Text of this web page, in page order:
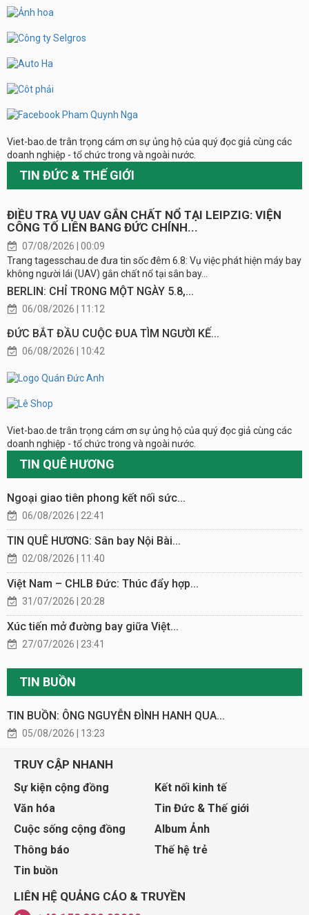
Viet-bao.de trân trọng cám ơn sự ủng hộ của quý đọc giả cùng các
doanh nghiệp - tổ chức trong và ngoài nước.
TIN ĐỨC & THẾ GIỚI
ĐIỀU TRA VỤ UAV GẮN CHẤT NỔ TẠI LEIPZIG: VIỆN
CÔNG TỐ LIÊN BANG ĐỨC CHÍNH...
07/08/2026 | 00:09
Trang tagesschau.de đưa tin sốc đêm 6.8: Vụ việc phát hiện máy bay
không người lái (UAV) gắn chất nổ tại sân bay...
BERLIN: CHỈ TRONG MỘT NGÀY 5.8,...
06/08/2026 | 11:12
ĐỨC BẮT ĐẦU CUỘC ĐUA TÌM NGƯỜI KẾ...
06/08/2026 | 10:42
Viet-bao.de trân trọng cám ơn sự ủng hộ của quý đọc giả cùng các
doanh nghiệp - tổ chức trong và ngoài nước.
TIN QUÊ HƯƠNG
Ngoại giao tiên phong kết nối sức...
06/08/2026 | 22:41
TIN QUÊ HƯƠNG: Sân bay Nội Bài...
02/08/2026 | 11:40
Việt Nam – CHLB Đức: Thúc đẩy hợp...
31/07/2026 | 20:28
Xúc tiến mở đường bay giữa Việt...
27/07/2026 | 23:41
TIN BUỒN
TIN BUỒN: ÔNG NGUYỄN ĐÌNH HANH QUA...
05/08/2026 | 13:23
TRUY CẬP NHANH
Sự kiện cộng đồng
Kết nối kinh tế
Văn hóa
Tin Đức & Thế giới
Cuộc sống cộng đồng
Album Ảnh
Thông báo
Thế hệ trẻ
Tin buồn
LIÊN HỆ QUẢNG CÁO & TRUYỀN